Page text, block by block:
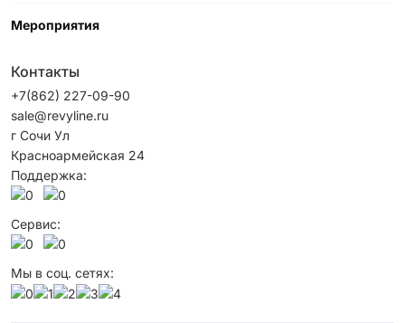
Мероприятия
Контакты
+7(862) 227-09-90
sale@revyline.ru
г Сочи Ул
Красноармейская 24
Поддержка:
Сервис:
Мы в соц. сетях: